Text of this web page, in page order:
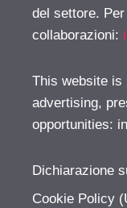
del settore.
collaborazioni:
This website is
advertising,
opportunities:
Dichiarazione
Cookie Policy